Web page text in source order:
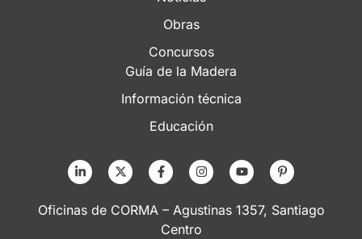
Obras
Concursos
Guía de la Madera
Información técnica
Educación
Oficinas de CORMA – Agustinas 1357, Santiago
Centro